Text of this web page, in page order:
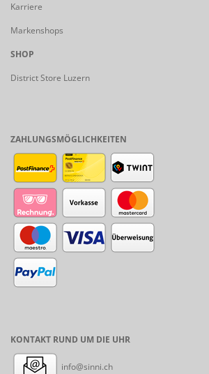
Karriere
Markenshops
SHOP
District Store Luzern
ZAHLUNGSMÖGLICHKEITEN
KONTAKT RUND UM DIE UHR
info@sinni.ch